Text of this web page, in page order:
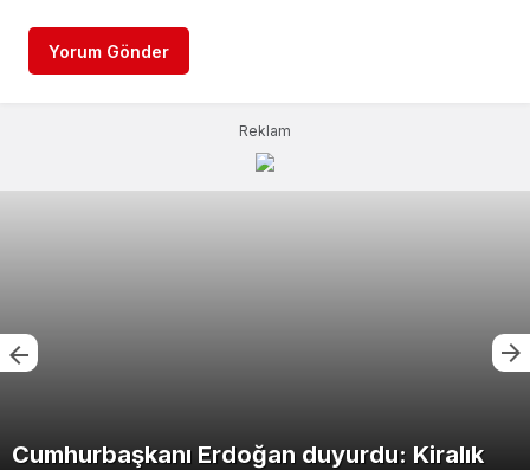
Yorum Gönder
Reklam
Cumhurbaşkanı Erdoğan duyurdu: Kiralık